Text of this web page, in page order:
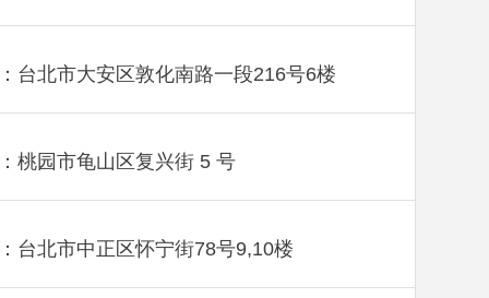
台北市大安区敦化南路一段216号6楼
桃园市龟山区复兴街 5 号
台北市中正区怀宁街78号9,10楼